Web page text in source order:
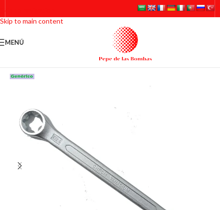
Skip to navigation
Skip to main content
MENÚ